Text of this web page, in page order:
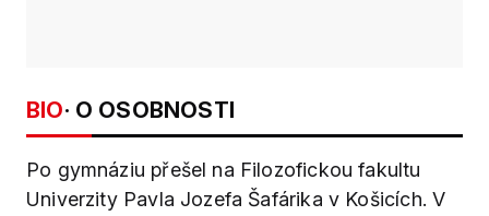
BIO· O OSOBNOSTI
Po gymnáziu přešel na Filozofickou fakultu
Univerzity Pavla Jozefa Šafárika v Košicích. V